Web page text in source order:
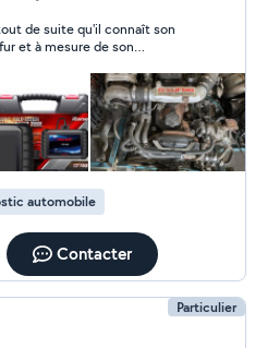
de suite qu'il connaît son
et à mesure de son
automobile
Contacter
Particulier